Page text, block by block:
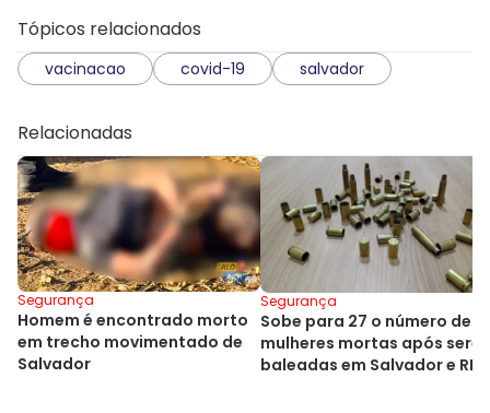
Tópicos relacionados
vacinacao covid-19 salvador
Relacionadas
Segurança
Homem é encontrado morto
em trecho movimentado de
Salvador
Segurança
Sobe para 27 o número de
mulheres mortas após
baleadas em Salvador e